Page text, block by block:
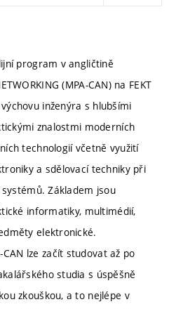
program v angličtině
(MPA-CAN) na FEKT
inženýra s hlubšími
znalostmi moderních
technologií včetně využití
a sdělovací techniky při
Základem jsou
informatiky, multimédií,
elektronické.
lze začít studovat až po
studia s úspěšně
zkouškou, a to nejlépe v